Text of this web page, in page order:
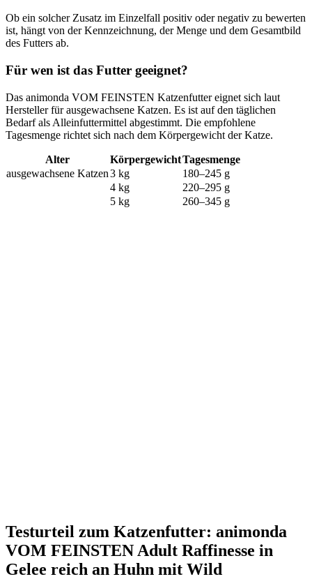
Ob ein solcher Zusatz im Einzelfall positiv oder negativ zu bewerten
ist, hängt von der Kennzeichnung, der Menge und dem Gesamtbild
des Futters ab.
Für wen ist das Futter geeignet?
Das animonda VOM FEINSTEN Katzenfutter eignet sich laut
Hersteller für ausgewachsene Katzen. Es ist auf den täglichen
Bedarf als Alleinfuttermittel abgestimmt. Die empfohlene
Tagesmenge richtet sich nach dem Körpergewicht der Katze.
Alter KörpergewichtTagesmenge
ausgewachsene Katzen3 kg
180–245 g
4 kg
220–295 g
5 kg
260–345 g
Testurteil zum Katzenfutter: animonda
VOM FEINSTEN Adult Raffinesse in
Gelee reich an Huhn mit Wild